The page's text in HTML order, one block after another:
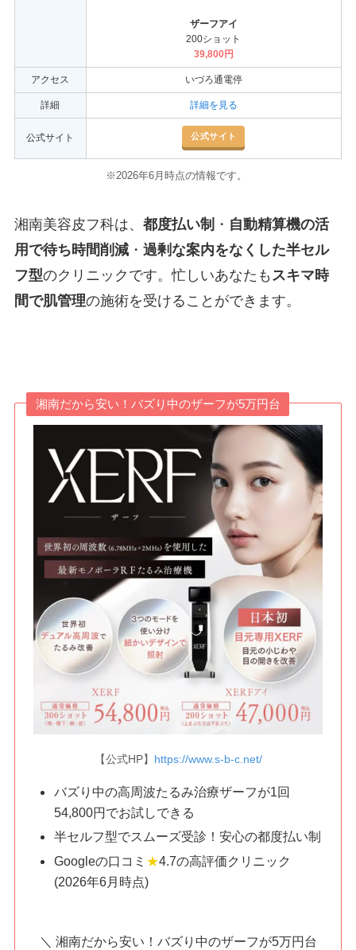
ザーフアイ
200ショット
39,800円
アクセス いづろ通電停
詳細 詳細を見る
公式サイト 公式サイト
※2026年6月時点の情報です。
湘南美容皮フ科は、 都度払い制 ・ 自動精算機の活
用で待ち時間削減・ 過剰な案内をなくした半セル
フ型のクリニックです。忙しいあなたも スキマ時
間で肌管理の施術を受けることができます。
湘南だから安い！バズり中のザーフが5万円台
【公式HP】 https://www.s-b-c.net/
バズり中の高周波たるみ治療ザーフが1回
54,800円でお試しできる
半セルフ型でスムーズ受診！安心の都度払い制
Googleの口コミ ★4.7の高評価クリニック
(2026年6月時点)
＼ 湘南だから安い！バズり中のザーフが5万円台